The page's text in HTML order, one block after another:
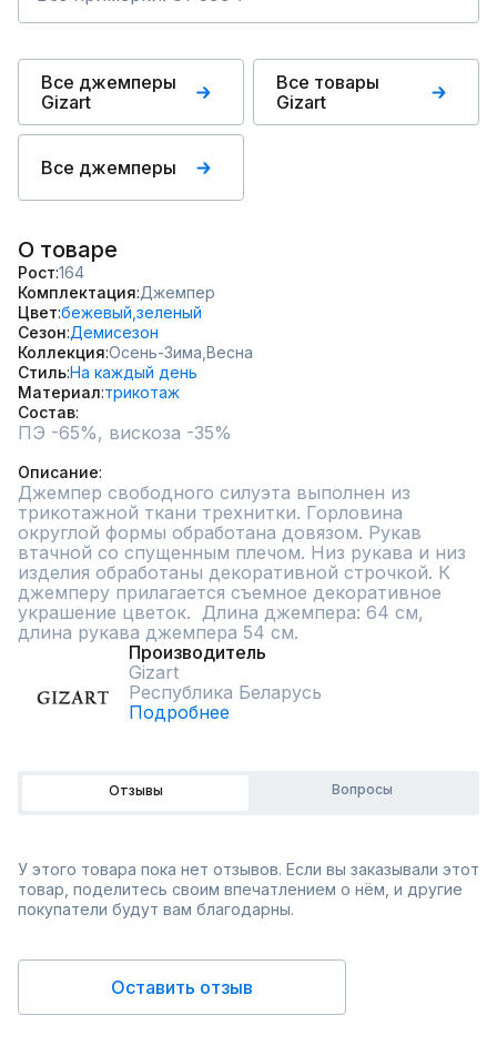
Все джемперы
Gizart
Все товары
Gizart
Все джемперы
О товаре
Рост 164
Комплектация Джемпер
Цвет бежевый, зеленый
Сезон Демисезон
Коллекция Осень-Зима, Весна
СтильНа каждый день
Материал трикотаж
Состав
ПЭ -65%, вискоза -35%
Описание
Джемпер свободного силуэта выполнен из
трикотажной ткани трехнитки. Горловина
округлой формы обработана довязом. Рукав
втачной со спущенным плечом. Низ рукава и низ
изделия обработаны декоративной строчкой. К
джемперу прилагается съемное декоративное
украшение цветок.  Длина джемпера: 64 см,
длина рукава джемпера 54 см.
Производитель
Gizart
Республика Беларусь
Подробнее
Отзывы Вопросы
У этого товара пока нет отзывов. Если вы заказывали этот
товар, поделитесь своим впечатлением о нём, и другие
покупатели будут вам благодарны.
Оставить отзыв